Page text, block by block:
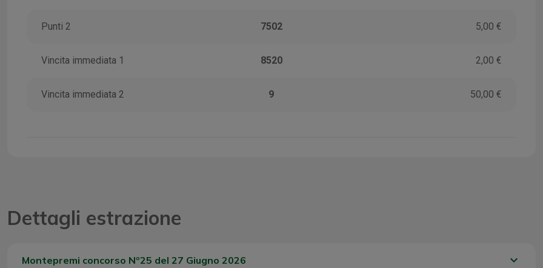
Punti 2 7502 5,00 €
Vincita immediata 1 8520 2,00 €
Vincita immediata 2 9 50,00 €
Dettagli estrazione
Montepremi concorso Nº25 del 27 Giugno 2026 keyboard_arrow_down